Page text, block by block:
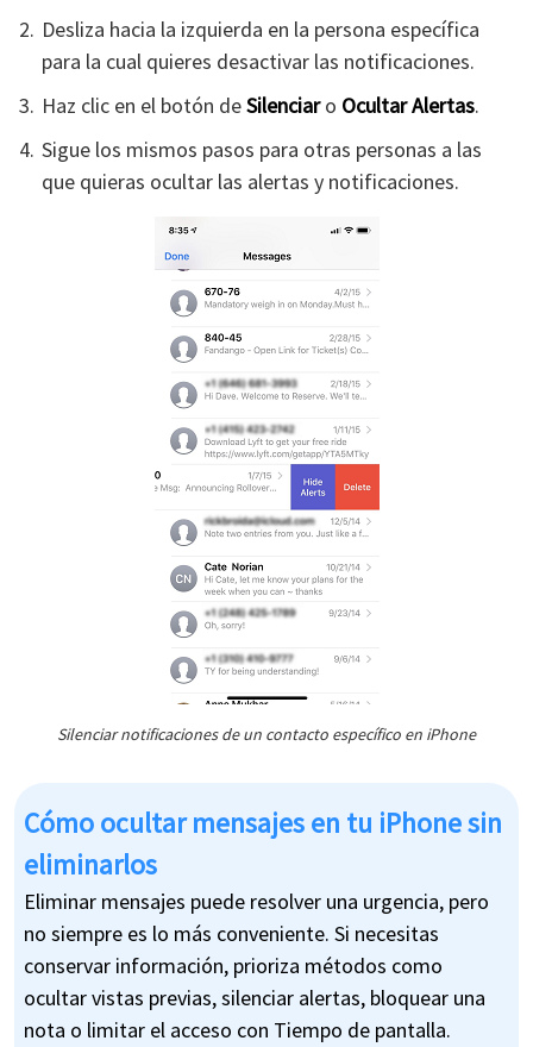
Desliza hacia la izquierda en la persona específica
para la cual quieres desactivar las notificaciones.
Haz clic en el botón deSilenciaro Ocultar Alertas.
Sigue los mismos pasos para otras personas a las
que quieras ocultar las alertas y notificaciones.
Silenciar notificaciones de un contacto específico en iPhone
Cómo ocultar mensajes en tu iPhone sin
eliminarlos
Eliminar mensajes puede resolver una urgencia, pero
no siempre es lo más conveniente. Si necesitas
conservar información, prioriza métodos como
ocultar vistas previas, silenciar alertas, bloquear una
nota o limitar el acceso con Tiempo de pantalla.